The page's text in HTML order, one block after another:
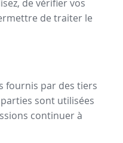
de vérifier vos
de traiter le
fournis par des tiers
sont utilisées
continuer à